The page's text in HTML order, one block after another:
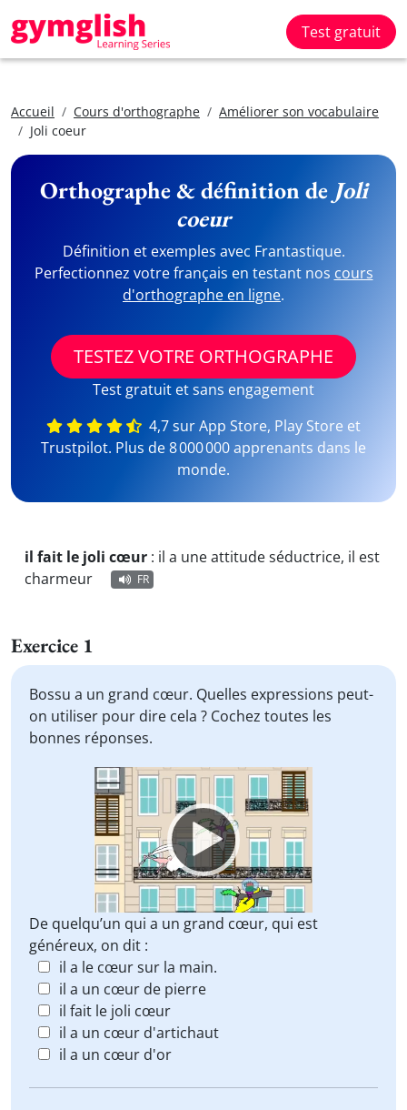
Test gratuit
Accueil Cours d'orthographe
Améliorer son vocabulaire
Joli coeur
Orthographe & définition de Joli
coeur
Définition et exemples avec Frantastique.
Perfectionnez votre français en testant nos cours
d'orthographe en ligne.
TESTEZ VOTRE ORTHOGRAPHE
Test gratuit et sans engagement
4,7 sur App Store, Play Store et
Trustpilot. Plus de 8 000 000 apprenants dans le
monde.
il fait le joli cœur : il a une attitude séductrice, il est
charmeur
FR
Exercice 1
Bossu a un grand cœur. Quelles expressions peut-
on utiliser pour dire cela ? Cochez toutes les
bonnes réponses.
Video
Player
De quelqu’un qui a un grand cœur, qui est
généreux, on dit :
il a le cœur sur la main.
il a un cœur de pierre
il fait le joli cœur
il a un cœur d'artichaut
il a un cœur d'or